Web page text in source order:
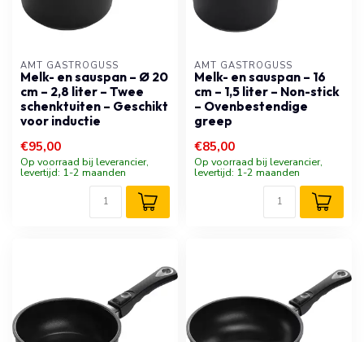
AMT GASTROGUSS
Melk- en sauspan – Ø 20
cm – 2,8 liter – Twee
schenktuiten – Geschikt
voor inductie
€95,00
Op voorraad bij leverancier,
levertijd: 1-2 maanden
AMT GASTROGUSS
Melk- en sauspan – 16
cm – 1,5 liter – Non-stick
– Ovenbestendige
greep
€85,00
Op voorraad bij leverancier,
levertijd: 1-2 maanden